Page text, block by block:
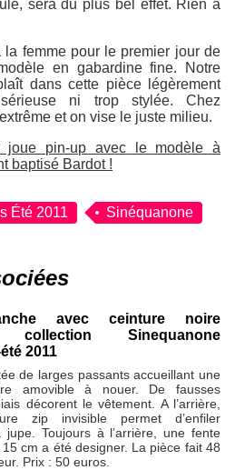
sera du plus bel effet. Rien à
femme pour le premier jour de
en gabardine fine. Notre
dans cette pièce légèrement
ni trop stylée. Chez
et on vise le juste milieu.
pin-up avec le modèle à
baptisé Bardot !
Été 2011 Sinéquanone
avec ceinture noire
collection Sinequanone
2011
de larges passants accueillant une
amovible à nouer. De fausses
décorent le vêtement. A l’arrière,
zip invisible permet d’enfiler
jupe. Toujours à l’arrière, une fente
15 cm a été designer. La pièce fait 48
Prix : 50 euros.